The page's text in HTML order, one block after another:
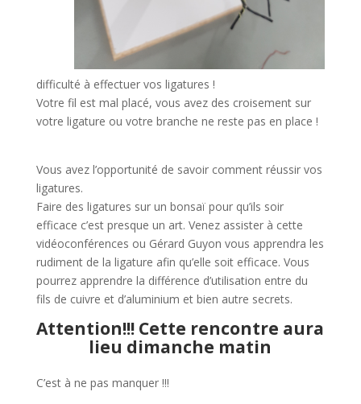
difficulté à effectuer vos ligatures !
Votre fil est mal placé, vous avez des croisement sur
votre ligature ou votre branche ne reste pas en place !
Vous avez l’opportunité de savoir comment réussir vos
ligatures.
Faire des ligatures sur un bonsaï pour qu’ils soir
efficace c’est presque un art. Venez assister à cette
vidéoconférences ou Gérard Guyon vous apprendra les
rudiment de la ligature afin qu’elle soit efficace. Vous
pourrez apprendre la différence d’utilisation entre du
fils de cuivre et d’aluminium et bien autre secrets.
Attention!!! Cette rencontre aura
lieu dimanche matin
C’est à ne pas manquer !!!